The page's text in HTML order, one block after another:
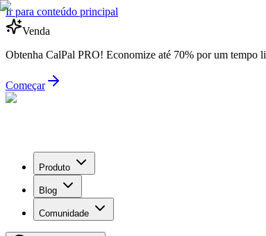
Ir para conteúdo principal
Venda
Obtenha CalPal PRO! Economize até 70% por um tempo
Começar
Produto
Blog
Comunidade